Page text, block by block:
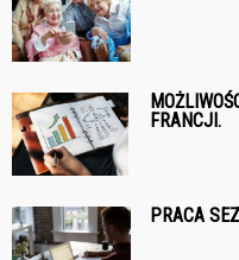
FRANCJI.
PRACA